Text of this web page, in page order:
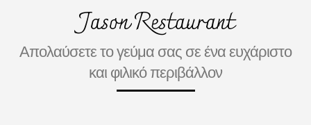
Jason Restaurant
Απολαύσετε το γεύμα σας σε ένα ευχάριστο
και φιλικό περιβάλλον